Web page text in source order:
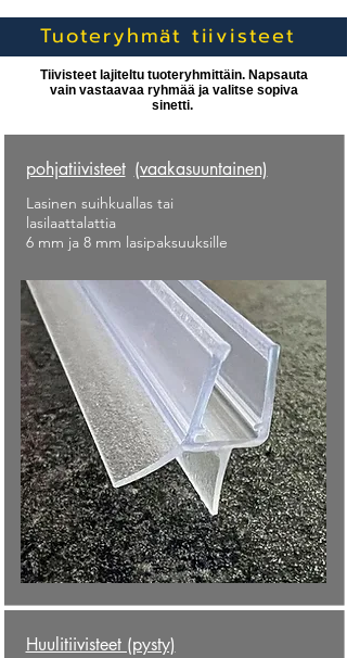
Tuoteryhmät tiivisteet
Tiivisteet lajiteltu tuoteryhmittäin. Napsauta
vain vastaavaa ryhmää ja valitse sopiva
sinetti.
pohjatiivisteet (vaakasuuntainen)
Lasinen suihkuallas tai
lasilaattalattia
6 mm ja 8 mm lasipaksuuksille
Huulitiivisteet (pysty)